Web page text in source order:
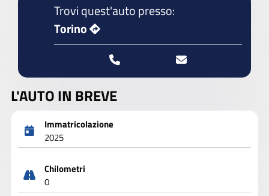
Trovi quest'auto presso:
Torino
L'AUTO IN BREVE
Immatricolazione
2025
Chilometri
0